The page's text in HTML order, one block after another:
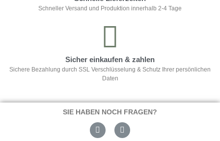
Schneller Versand und Produktion innerhalb 2-4 Tage
Sicher einkaufen & zahlen
Sichere Bezahlung durch SSL Verschlüsselung & Schutz Ihrer persönlichen
Daten
SIE HABEN NOCH FRAGEN?